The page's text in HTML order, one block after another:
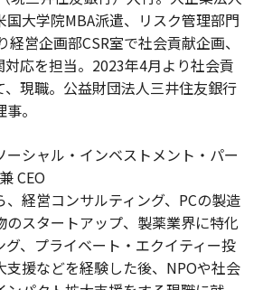
国大学院MBA派遣、リスク管理部門
営企画部CSR室で社会貢献企画、
対応を担当。2023年4月より社会貢
現職。公益財団法人三井住友銀行
。
シャル・インベストメント・パー
CEO
経営コンサルティング、PCの製造
のスタートアップ、製薬業界に特化
グ、プライベート・エクイティー投
支援などを経験した後、NPOや社会